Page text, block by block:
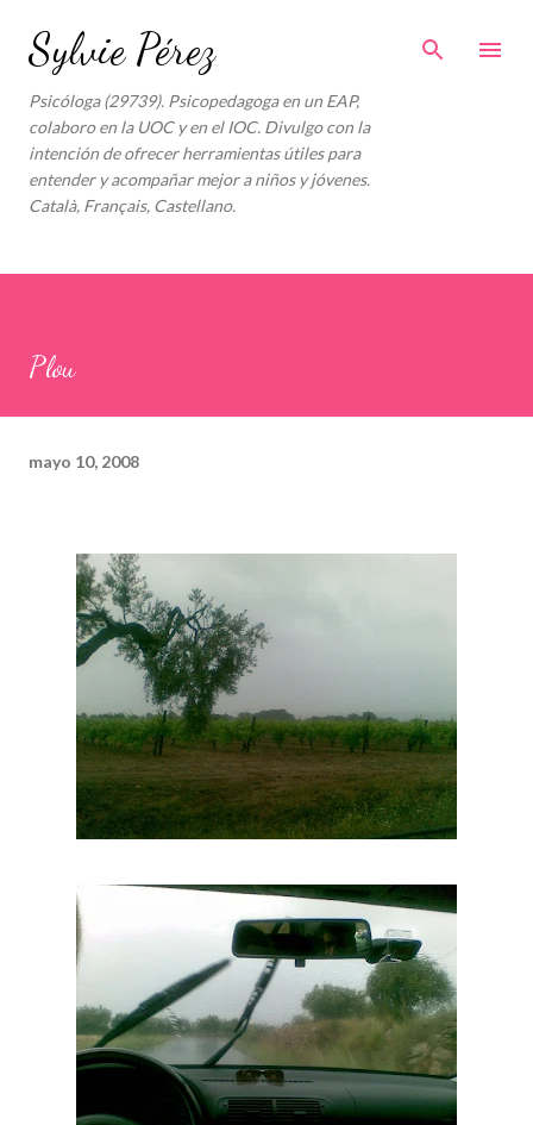
Sylvie Pérez
Psicóloga (29739). Psicopedagoga en un EAP,
colaboro en la UOC y en el IOC. Divulgo con la
intención de ofrecer herramientas útiles para
entender y acompañar mejor a niños y jóvenes.
Català, Français, Castellano.
Plou
mayo 10, 2008